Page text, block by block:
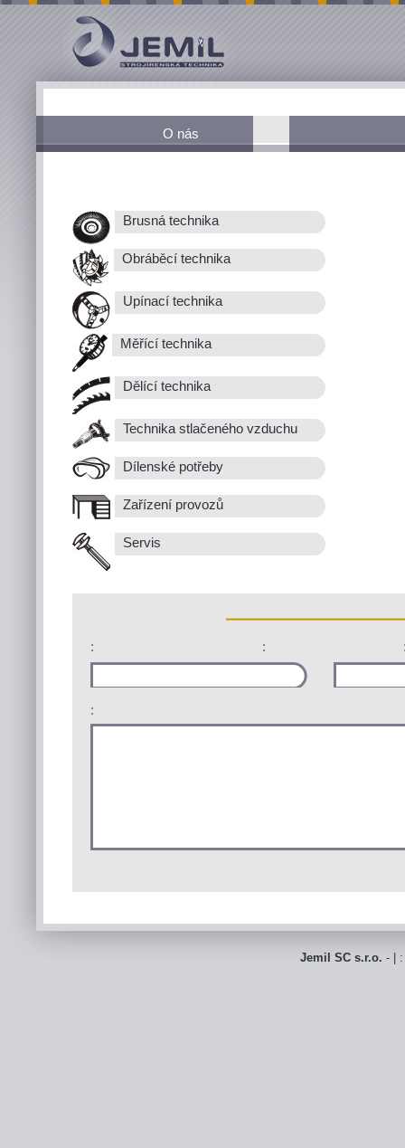
O nás
Brusná technika
Obráběcí technika
Upínací technika
Měřící technika
Dělící technika
Technika stlačeného vzduchu
Dílenské potřeby
Zařízení provozů
Servis
: :
:
Jemil SC s.r.o. - |